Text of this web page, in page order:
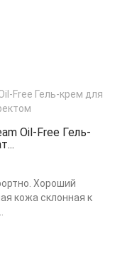
Oil-Free Гель-
Хороший
кожа склонная к